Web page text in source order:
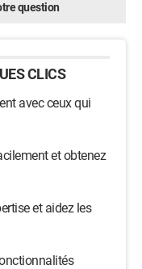
question
CLICS
avec ceux qui
et obtenez
et aidez les